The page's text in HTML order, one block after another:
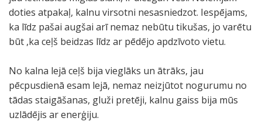
doties atpakaļ, kalnu virsotni nesasniedzot. Iespējams,
ka līdz pašai augšai arī nemaz nebūtu tikušas, jo varētu
būt ,ka ceļš beidzas līdz ar pēdējo apdzīvoto vietu.
No kalna lejā ceļš bija vieglāks un ātrāks, jau
pēcpusdienā esam lejā, nemaz neizjūtot nogurumu no
tādas staigāšanas, gluži pretēji, kalnu gaiss bija mūs
uzlādējis ar enerģiju.